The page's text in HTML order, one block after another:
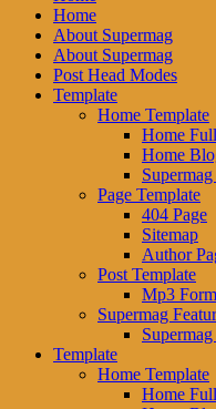
Home
About Supermag
About Supermag
Post Head Modes
Template
Home Template
Home
Home
Page Template
404 Page
Sitemap
Author
Post Template
Mp3
Supermag
Template
Home Template
Home